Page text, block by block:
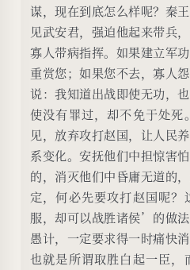
谋，现在到底怎么样呢？秦
见武安君，强迫他起来带兵
寡人带病指挥。如果建立军
重赏您；如果您不去，寡人
说：我知道出战即使无功，
使没有罪过，却不免于处死
见，放弃攻打赵国，让人民
系变化。安抚他们中担惊害
的，消灭他们中昏庸无道的
定，何必先要攻打赵国呢？
服，却可以战胜诸侯’的做
愚计，一定要求得一时痛快
也就是所谓取胜白起一臣